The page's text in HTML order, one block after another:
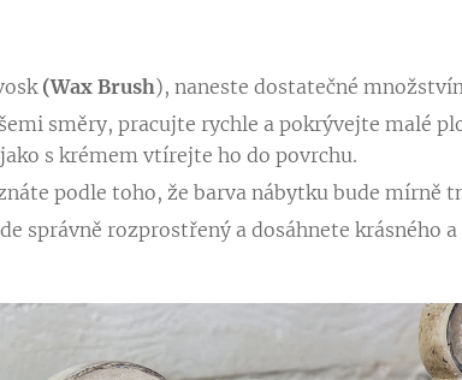
(Wax Brush), naneste dostatečné
směry, pracujte rychle a pokrývejte malé
s krémem vtírejte ho do povrchu.
podle toho, že barva nábytku bude mírně
správně rozprostřený a dosáhnete krásného